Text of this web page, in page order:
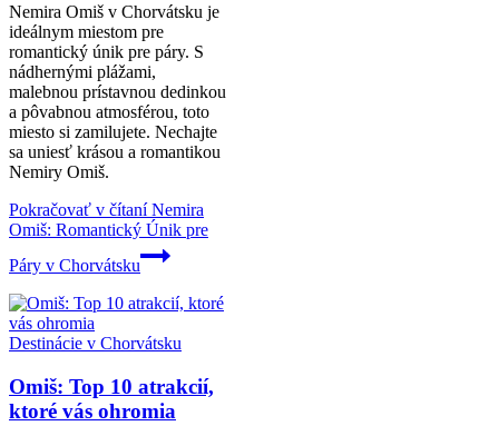
Nemira Omiš v Chorvátsku je
ideálnym miestom pre
romantický únik pre páry. S
nádhernými plážami,
malebnou prístavnou dedinkou
a pôvabnou atmosférou, toto
miesto si zamilujete. Nechajte
sa uniesť krásou a romantikou
Nemiry Omiš.
Pokračovať v čítaníNemira
Omiš: Romantický Únik pre
Páry v Chorvátsku
Destinácie v Chorvátsku
Omiš: Top 10 atrakcií,
ktoré vás ohromia